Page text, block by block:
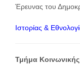
Έρευνας του
Ιστορίας &
Τμήμα